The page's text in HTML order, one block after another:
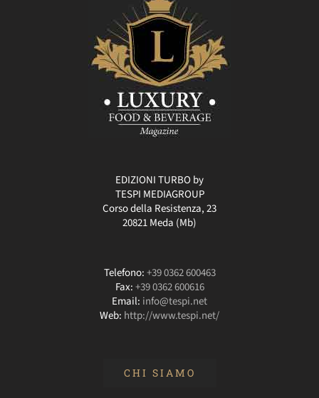
EDIZIONI TURBO by
TESPI MEDIAGROUP
Corso della Resistenza, 23
20821 Meda (Mb)
Telefono:+39 0362 600463
Fax:+39 0362 600616
Email: info@tespi.net
Web: http://www.tespi.net/
CHI SIAMO